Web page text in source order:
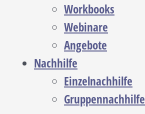
Workbooks
Webinare
Angebote
Nachhilfe
Einzelnachhilfe
Gruppennachhilfe